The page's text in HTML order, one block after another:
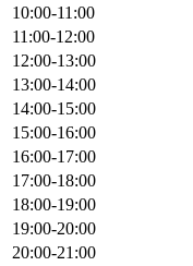
10:00-11:00
11:00-12:00
12:00-13:00
13:00-14:00
14:00-15:00
15:00-16:00
16:00-17:00
17:00-18:00
18:00-19:00
19:00-20:00
20:00-21:00